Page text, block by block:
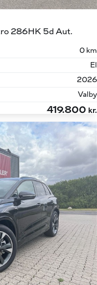
286HK 5d Aut.
0 km
El
2026
Valby
419.800 kr.